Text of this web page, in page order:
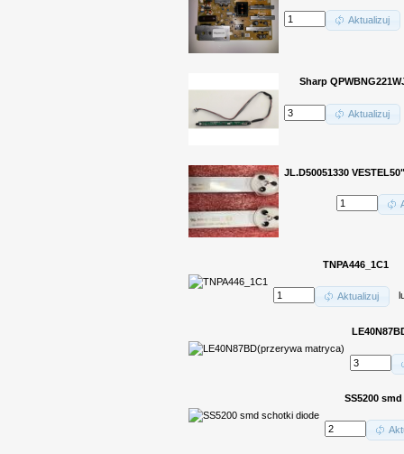
Aktualizuj
Sharp
Aktualizuj
JL.D50051330
TNPA446_1C1
Aktualizuj
SS5200